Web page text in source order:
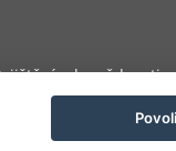
odpovědnosti